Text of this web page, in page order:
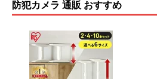
防犯カメラ 通販 おすすめ